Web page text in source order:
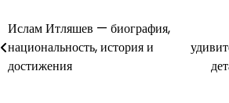
по
записям
Ислам Итляшев — биография,
национальность, история и
достижения